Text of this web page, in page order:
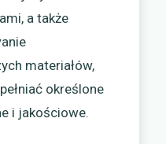
a także
materiałów,
określone
i jakościowe.